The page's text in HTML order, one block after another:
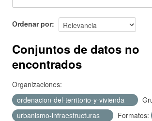
Acerca de
Ordenar por
Conjuntos de datos no
encontrados
Organizaciones:
ordenacion-del-territorio-y-vivienda
urbanismo-infraestructuras
Formatos: